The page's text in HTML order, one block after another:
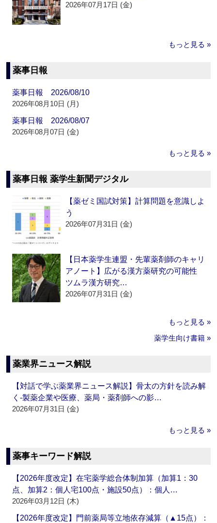
2026年07月17日 (金)
もっと見る »
薬事日報
薬事日報 2026/08/10
2026年08月10日 (月)
薬事日報 2026/08/07
2026年08月07日 (金)
もっと見る »
薬事日報 薬学生新聞デジタル
【薬ゼミ国試対策】計算問題を意識しよ
う
2026年07月31日 (金)
【日本薬学生連盟・先輩薬剤師のキャリ
アノート】広がる漢方薬研究の可能性
ツムラ漢方研究…
2026年07月31日 (金)
もっと見る »
薬学生向け書籍 »
薬業界ニュース解説
【対話で学ぶ薬業界ニュース解説】骨太の方針を読み解
く‐製薬企業や医療、薬局・薬剤師への影…
2026年07月31日 (金)
もっと見る »
薬事キーワード解説
【2026年度改定】在宅薬学総合体制加算（加算1：30
点、加算2：個人宅100点・施設50点）：個人…
2026年03月12日 (木)
【2026年度改定】門前薬局等立地依存減算（▲15点）：